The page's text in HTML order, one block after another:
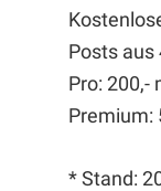
Posts
Pro: 200,-
Premium:
* Stand: